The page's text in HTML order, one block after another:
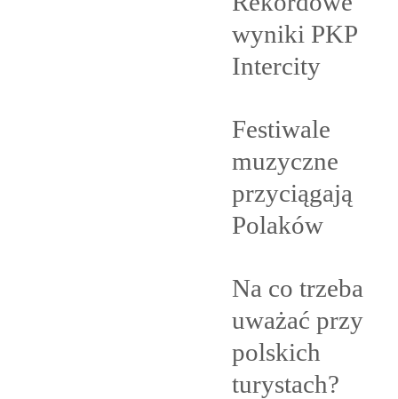
wyniki PKP
Intercity
Festiwale
muzyczne
przyciągają
Polaków
Na co trzeba
uważać przy
polskich
turystach?